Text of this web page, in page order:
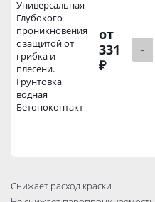
Универсальная
Глубокого
проникновения
с защитой от
грибка и
плесени.
Грунтовка
водная
Бетоноконтакт
от
331
₽
-
Снижает расход краски